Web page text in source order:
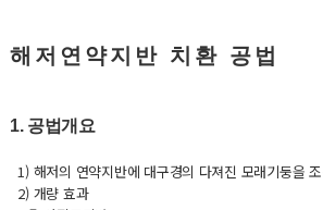
해저연약지반 치환 공법
1. 공법개요
1) 해저의 연약지반에 대구경의 다져진 모래기둥을
2) 개량 효과